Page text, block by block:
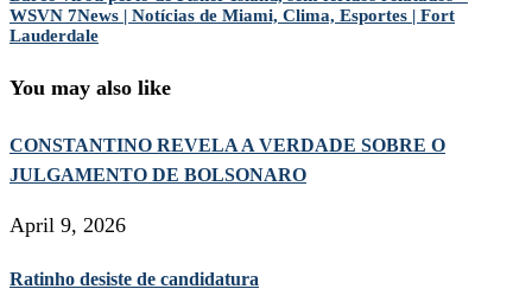
WSVN 7News | Notícias de Miami, Clima, Esportes | Fort
Lauderdale
You may also like
CONSTANTINO REVELA A VERDADE SOBRE O
JULGAMENTO DE BOLSONARO
April 9, 2026
Ratinho desiste de candidatura